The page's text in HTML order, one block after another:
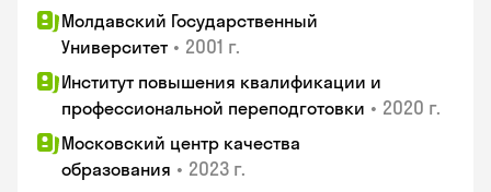
Молдавский Государственный
Университет • 2001 г.
Институт повышения квалификации и
профессиональной переподготовки • 2020 г.
Московский центр качества
образования • 2023 г.